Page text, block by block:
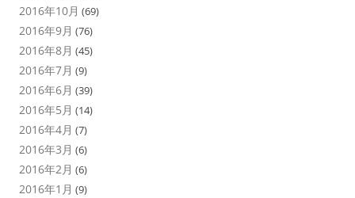
2016年10月 (69)
2016年9月 (76)
2016年8月 (45)
2016年7月 (9)
2016年6月 (39)
2016年5月 (14)
2016年4月 (7)
2016年3月 (6)
2016年2月 (6)
2016年1月 (9)